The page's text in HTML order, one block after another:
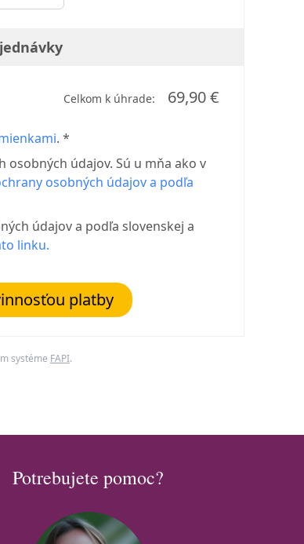
Celkom k úhrade: 69,90 €
. *
osobných údajov. Sú u mňa ako v
osobných údajov a podľa
údajov a podľa slovenskej a
linku.
platby
systéme FAPI.
Potrebujete pomoc?